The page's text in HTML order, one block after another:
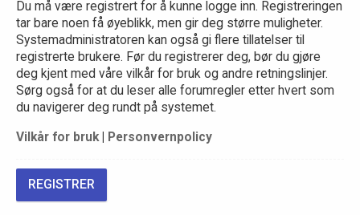
Du må være registrert for å kunne logge inn. Registreringen
tar bare noen få øyeblikk, men gir deg større muligheter.
Systemadministratoren kan også gi flere tillatelser til
registrerte brukere. Før du registrerer deg, bør du gjøre
deg kjent med våre vilkår for bruk og andre retningslinjer.
Sørg også for at du leser alle forumregler etter hvert som
du navigerer deg rundt på systemet.
Vilkår for bruk| Personvernpolicy
REGISTRER